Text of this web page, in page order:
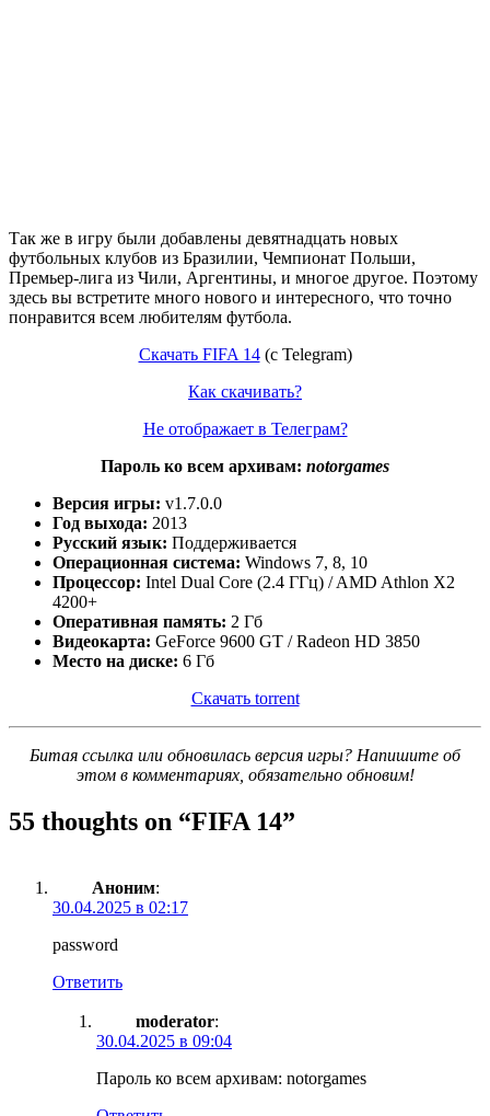
Так же в игру были добавлены девятнадцать новых
футбольных клубов из Бразилии, Чемпионат Польши,
Премьер-лига из Чили, Аргентины, и многое другое. Поэтому
здесь вы встретите много нового и интересного, что точно
понравится всем любителям футбола.
Скачать FIFA 14(с Telegram)
Как скачивать?
Не отображает в Телеграм?
Пароль ко всем архивам: notorgames
Версия игры: v1.7.0.0
Год выхода: 2013
Русский язык: Поддерживается
Операционная система: Windows 7, 8, 10
Процессор: Intel Dual Core (2.4 ГГц) / AMD Athlon X2
4200+
Оперативная память: 2 Гб
Видеокарта: GeForce 9600 GT / Radeon HD 3850
Место на диске: 6 Гб
Скачать torrent
Битая ссылка или обновилась версия игры? Напишите об
этом в комментариях, обязательно обновим!
55 thoughts on “FIFA 14”
Аноним:
30.04.2025 в 02:17
password
Ответить
moderator:
30.04.2025 в 09:04
Пароль ко всем архивам: notorgames